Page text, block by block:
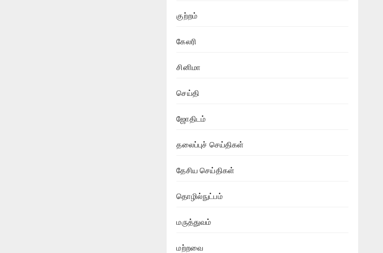
குற்றம்
கேலரி
சினிமா
செய்தி
ஜோதிடம்
தலைப்புச் செய்திகள்
தேசிய செய்திகள்
தொழில்நுட்பம்
மருத்துவம்
மற்றவை